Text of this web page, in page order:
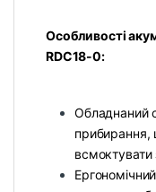
Особливості
RDC18-0:
Обладнаний
прибирання,
всмоктувати